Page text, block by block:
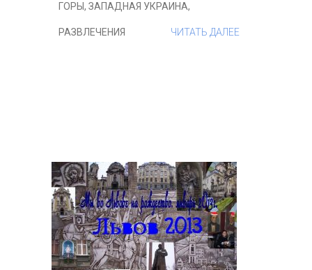
ГОРЫ, ЗАПАДНАЯ УКРАИНА,
РАЗВЛЕЧЕНИЯ ЧИТАТЬ ДАЛЕЕ